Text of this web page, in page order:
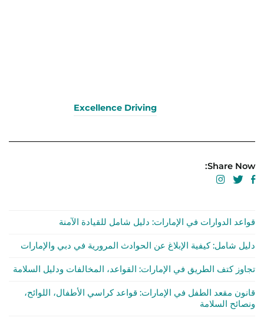
Excellence Driving
Share Now:
قواعد الدوارات في الإمارات: دليل شامل للقيادة الآمنة
دليل شامل: كيفية الإبلاغ عن الحوادث المرورية في دبي والإمارات
تجاوز كتف الطريق في الإمارات: القواعد، المخالفات ودليل السلامة
قانون مقعد الطفل في الإمارات: قواعد كراسي الأطفال، اللوائح،
ونصائح السلامة